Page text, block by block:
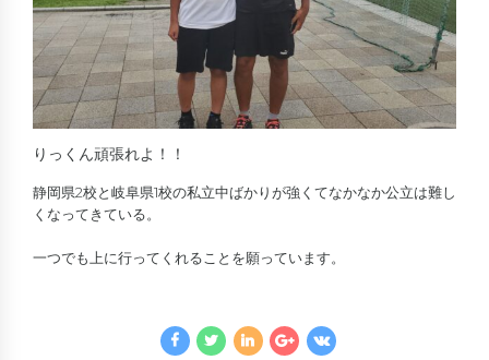
りっくん頑張れよ！！
静岡県2校と岐阜県1校の私立中ばかりが強くてなかなか公立は難し
くなってきている。
一つでも上に行ってくれることを願っています。